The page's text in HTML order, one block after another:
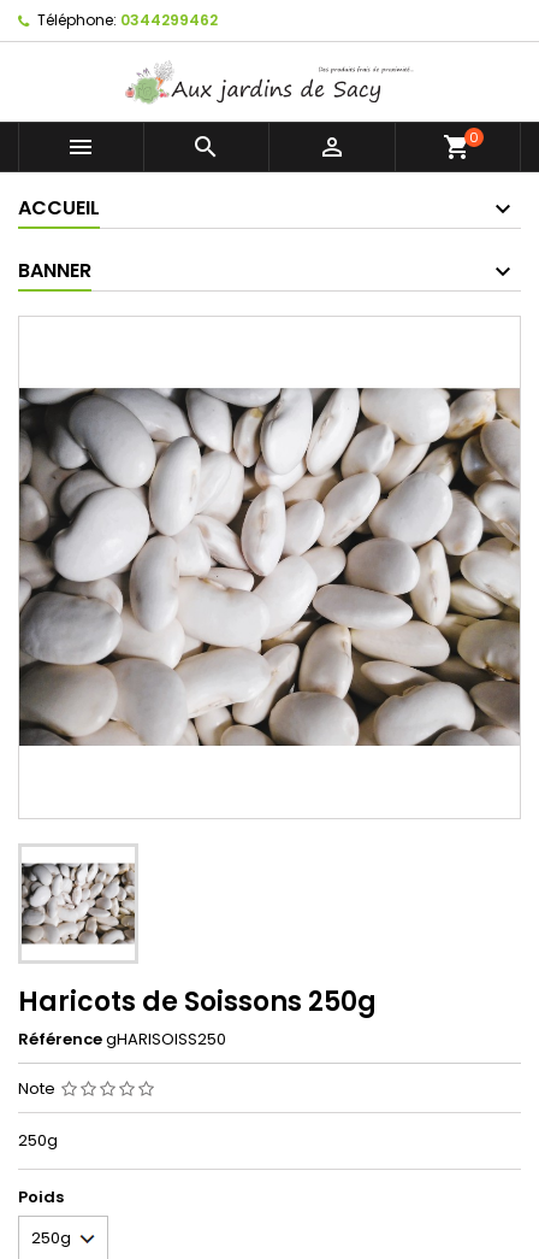
Téléphone: 0344299462
   shopping_cart0
ACCUEIL
BANNER
Haricots de Soissons 250g
RéférencegHARISOISS250
Note
250g
Poids